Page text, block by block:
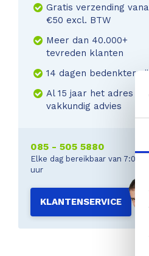
Gratis verzending
€50 excl. BTW
Meer dan 40.000+
tevreden klanten
14 dagen
Al 15 jaar het adres
vakkundig advies
085 - 505 5880
Elke dag bereikbaar van 7:00
uur
KLANTENSERVICE